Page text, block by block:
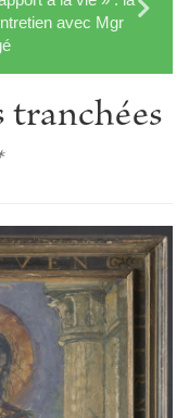
avec Mgr
tranchées